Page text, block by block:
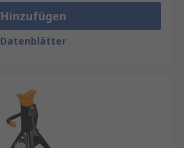
Hinzufügen
Datenblätter